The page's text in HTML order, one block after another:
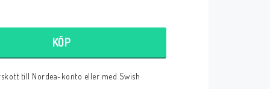
KÖP
till Nordea-konto eller med Swish